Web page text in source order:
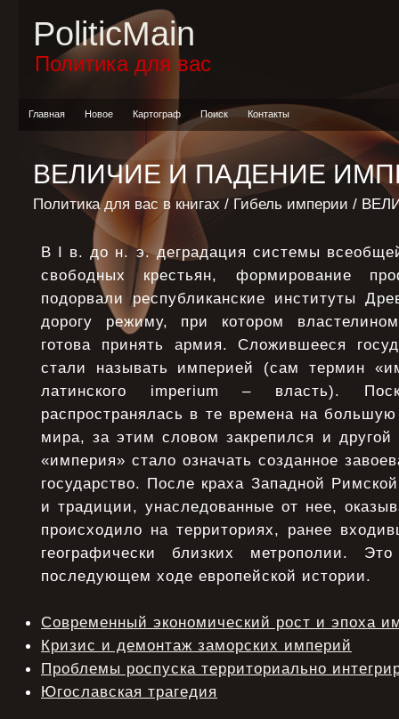
PoliticMain
Политика для вас
Главная Новое Картограф Поиск Контакты
ВЕЛИЧИЕ И ПАДЕНИЕ
Политика для вас в книгах / Гибель империи /
В I в. до н. э. деградация системы
свободных крестьян, формирование
подорвали республиканские институты
дорогу режиму, при котором
готова принять армия. Сложившееся
стали называть империей (сам термин
латинского imperium – власть).
распространялась в те времена на большую
мира, за этим словом закрепился и
«империя» стало означать созданное
государство. После краха Западной
и традиции, унаследованные от нее,
происходило на территориях, ранее
географически близких метрополии.
последующем ходе европейской истории.
Современный экономический рост и эпоха
Кризис и демонтаж заморских империй
Проблемы роспуска территориально
Югославская трагедия